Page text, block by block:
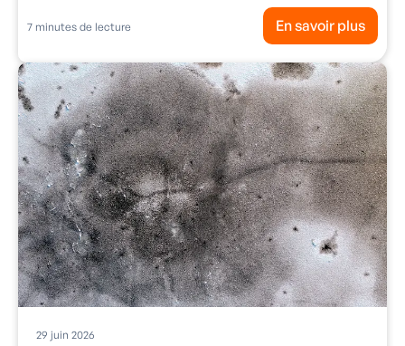
7 minutes de lecture En savoir plus
29 juin 2026